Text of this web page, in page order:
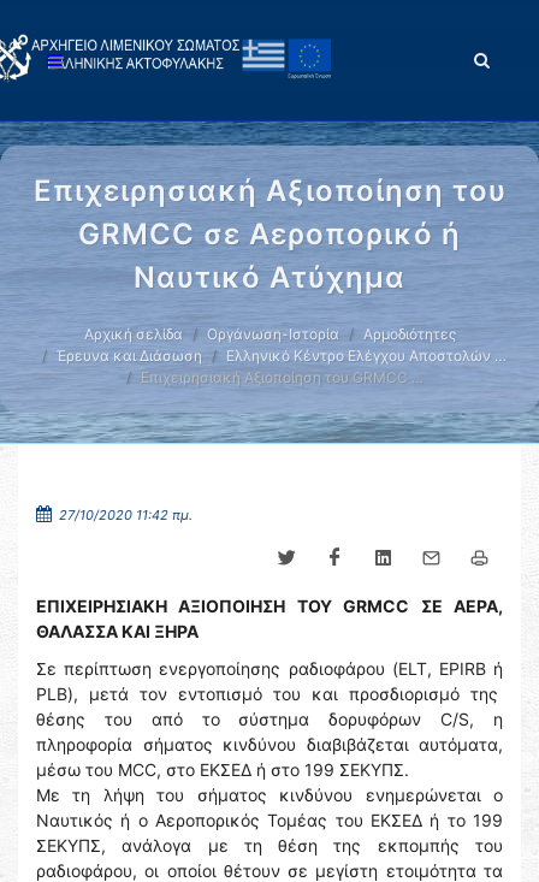
Επιχειρησιακή Αξιοποίηση του
GRMCC σε Αεροπορικό ή
Ναυτικό Ατύχημα
Αρχική σελίδα Οργάνωση-Ιστορία
Αρμοδιότητες
Έρευνα και Διάσωση
Ελληνικό Κέντρο Ελέγχου Αποστολών …
Επιχειρησιακή Αξιοποίηση του GRMCC …
27/10/2020 11:42 πμ.
ΕΠΙΧΕΙΡΗΣΙΑΚΗ ΑΞΙΟΠΟΙΗΣΗ ΤΟΥ GRMCC ΣΕ ΑΕΡΑ,
ΘΑΛΑΣΣΑ ΚΑΙ ΞΗΡΑ
Σε περίπτωση ενεργοποίησης ραδιοφάρου (ELT, EPIRB ή
PLB), μετά τον εντοπισμό του και προσδιορισμό της
θέσης του από το σύστημα δορυφόρων C/S, η
πληροφορία σήματος κινδύνου διαβιβάζεται αυτόματα,
μέσω του MCC, στο ΕΚΣΕΔ ή στο 199 ΣΕΚΥΠΣ.
Με τη λήψη του σήματος κινδύνου ενημερώνεται ο
Ναυτικός ή ο Αεροπορικός Τομέας του ΕΚΣΕΔ ή το 199
ΣΕΚΥΠΣ, ανάλογα με τη θέση της εκπομπής του
ραδιοφάρου, οι οποίοι θέτουν σε μεγίστη ετοιμότητα τα